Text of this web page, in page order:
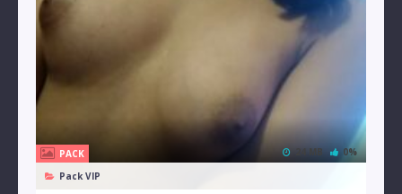
PACK
Pack VIP
24 MB 0%